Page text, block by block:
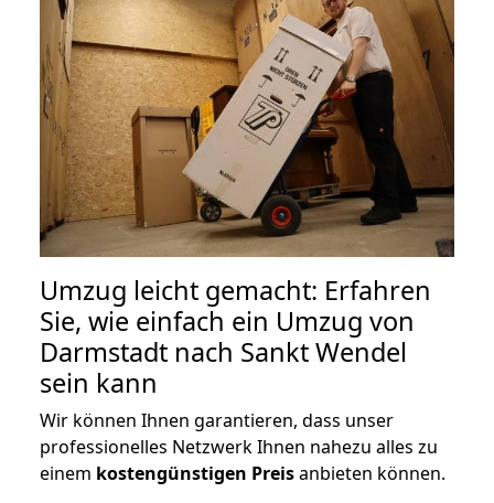
Umzug leicht gemacht: Erfahren
Sie, wie einfach ein Umzug von
Darmstadt nach Sankt Wendel
sein kann
Wir können Ihnen garantieren, dass unser
professionelles Netzwerk Ihnen nahezu alles zu
einem kostengünstigen Preisanbieten können.